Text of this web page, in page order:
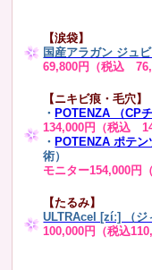
【涙袋】
国産アラガン ジュ
69,800円（税込
【ニキビ痕・毛穴】
・ POTENZA （CP
134,000円（税込
・ POTENZA ポテ
術）
モニター154,000円
【たるみ】
ULTRAcel [zíː] （ジ
100,000円（税込